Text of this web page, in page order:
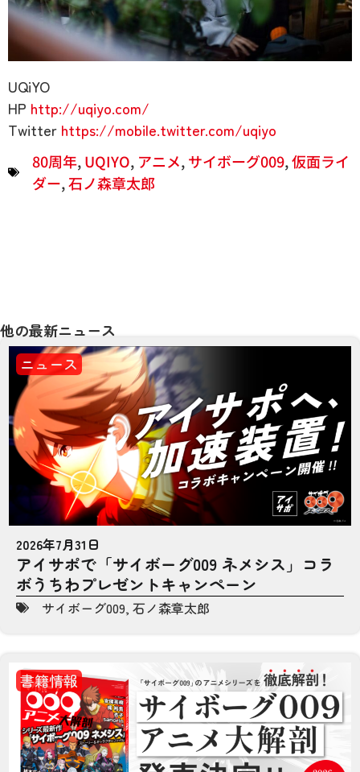
UQiYO
HP http://uqiyo.com/
Twitter https://mobile.twitter.com/uqiyo
80周年,UQIYO, アニメ,サイボーグ009,仮面ライ
ダー,石ノ森章太郎
他の最新ニュース
ニュース
2026年7月31日
アイサポで「サイボーグ009 ネメシス」コラ
ボうちわプレゼントキャンペーン
サイボーグ009, 石ノ森章太郎
書籍情報